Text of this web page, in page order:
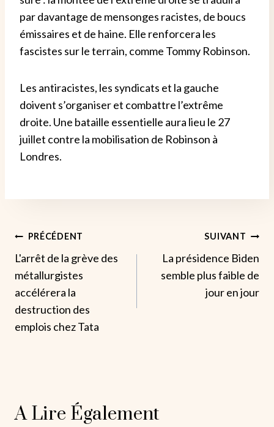
par davantage de mensonges racistes, de boucs
émissaires et de haine. Elle renforcera les
fascistes sur le terrain, comme Tommy Robinson.
Les antiracistes, les syndicats et la gauche
doivent s’organiser et combattre l’extrême
droite. Une bataille essentielle aura lieu le 27
juillet contre la mobilisation de Robinson à
Londres.
Navigation
De
L’article
PRÉCÉDENT
L'arrêt de la grève des
métallurgistes
accélérera la
destruction des
emplois chez Tata
SUIVANT
La présidence Biden
semble plus faible de
jour en jour
A Lire Également